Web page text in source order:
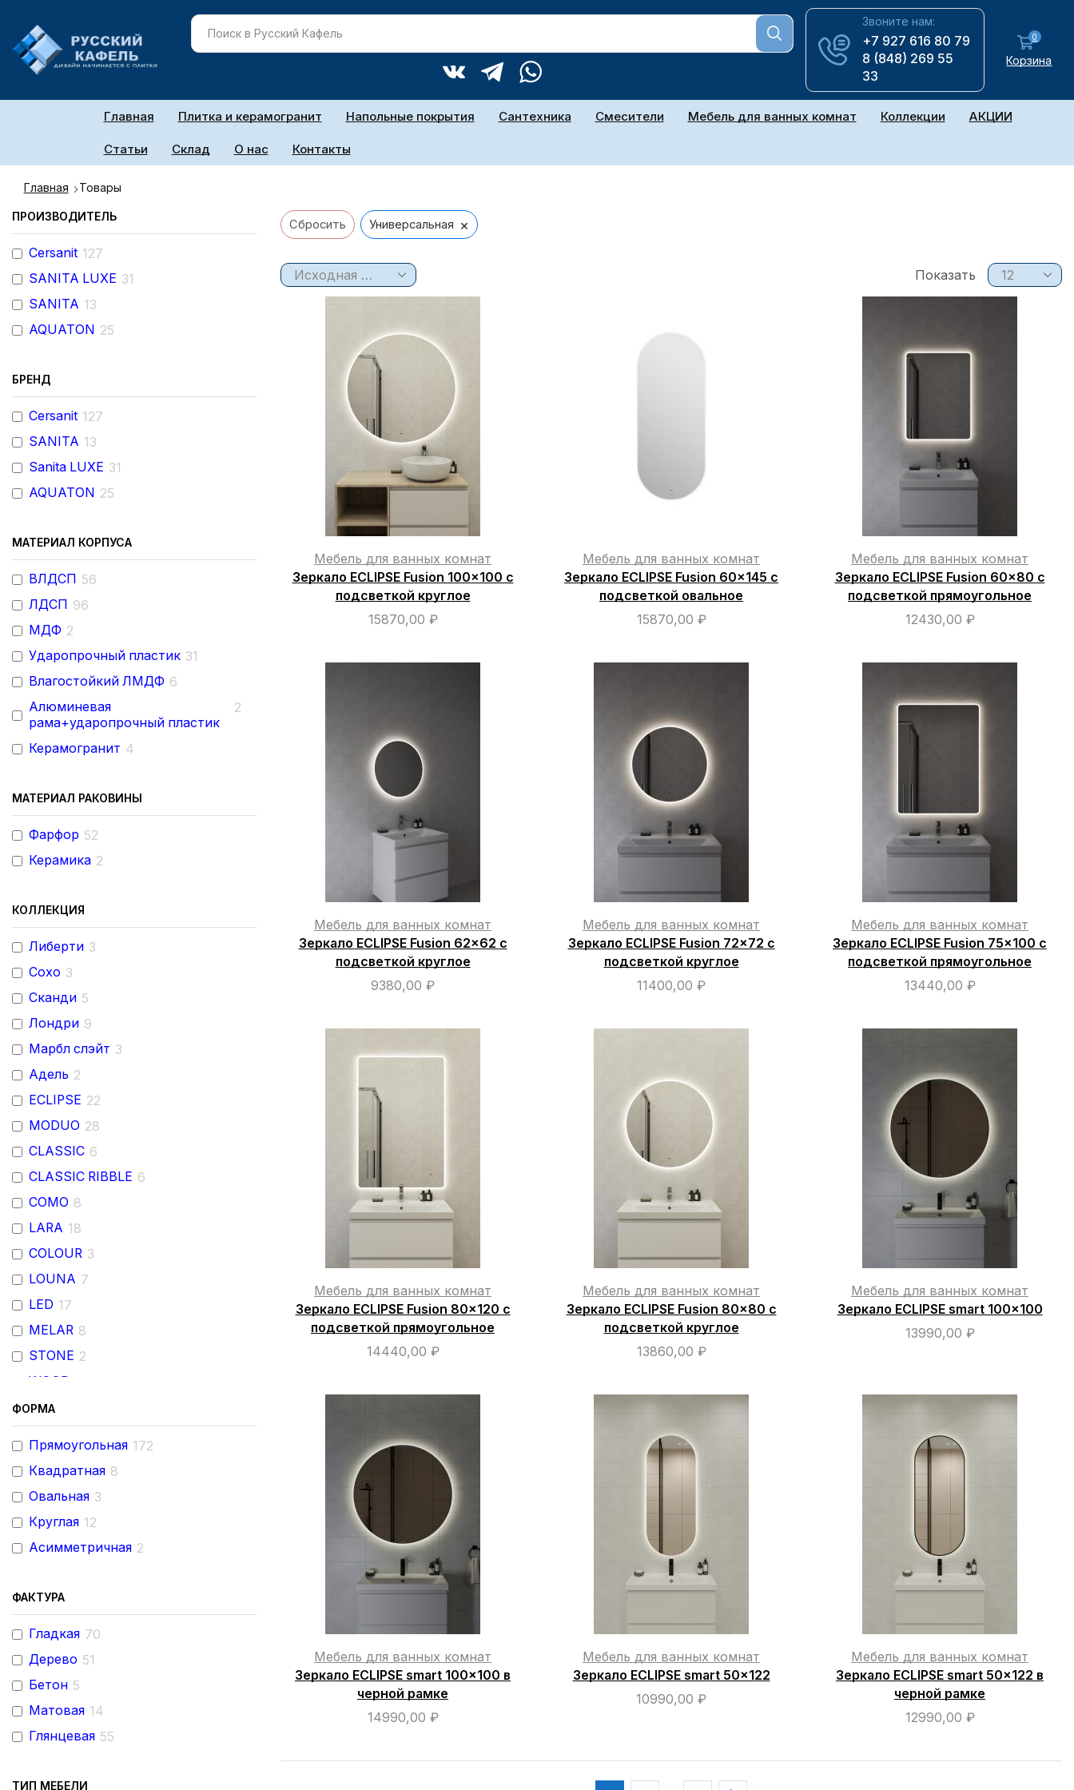
Звоните нам:
+7 927 616 80 79
8 (848) 269 55
33
0
Корзина
Главная Плитка и керамогранит Напольные покрытия Сантехника Смесители Мебель для ванных комнат Коллекции АКЦИИ
Статьи Склад О нас Контакты
Главная Товары
Сбросить Универсальная ×
Показать
Мебель для ванных комнат
Зеркало ECLIPSE Fusion 100×100 с
подсветкой круглое
15870,00 ₽
Мебель для ванных комнат
Зеркало ECLIPSE Fusion 60×145 с
подсветкой овальное
15870,00 ₽
Мебель для ванных комнат
Зеркало ECLIPSE Fusion 60×80 с
подсветкой прямоугольное
12430,00 ₽
Мебель для ванных комнат
Зеркало ECLIPSE Fusion 62×62 с
подсветкой круглое
9380,00 ₽
Мебель для ванных комнат
Зеркало ECLIPSE Fusion 72×72 с
подсветкой круглое
11400,00 ₽
Мебель для ванных комнат
Зеркало ECLIPSE Fusion 75×100 с
подсветкой прямоугольное
13440,00 ₽
Мебель для ванных комнат
Зеркало ECLIPSE Fusion 80×120 с
подсветкой прямоугольное
14440,00 ₽
Мебель для ванных комнат
Зеркало ECLIPSE Fusion 80×80 с
подсветкой круглое
13860,00 ₽
Мебель для ванных комнат
Зеркало ECLIPSE smart 100×100
13990,00 ₽
Мебель для ванных комнат
Зеркало ECLIPSE smart 100×100 в
черной рамке
14990,00 ₽
Мебель для ванных комнат
Зеркало ECLIPSE smart 50×122
10990,00 ₽
Мебель для ванных комнат
Зеркало ECLIPSE smart 50×122 в
черной рамке
12990,00 ₽
ПРОИЗВОДИТЕЛЬ
Cersanit 127
SANITA LUXE 31
SANITA 13
AQUATON 25
БРЕНД
Cersanit 127
SANITA 13
Sanita LUXE 31
AQUATON 25
МАТЕРИАЛ КОРПУСА
ВЛДСП 56
ЛДСП 96
МДФ 2
Ударопрочный пластик 31
Влагостойкий ЛМДФ 6
Алюминевая
рама+ударопрочный пластик
2
Керамогранит 4
МАТЕРИАЛ РАКОВИНЫ
Фарфор 52
Керамика 2
КОЛЛЕКЦИЯ
Либерти 3
Сохо 3
Сканди 5
Лондри 9
Марбл слэйт 3
Адель 2
ECLIPSE 22
MODUO 28
CLASSIC 6
CLASSIC RIBBLE 6
COMO 8
LARA 18
COLOUR 3
LOUNA 7
LED 17
MELAR 8
STONE 2
WOOD
ФОРМА
Прямоугольная 172
Квадратная 8
Овальная 3
Круглая 12
Асимметричная 2
ФАКТУРА
Гладкая 70
Дерево 51
Бетон 5
Матовая 14
Глянцевая 55
ТИП МЕБЕЛИ